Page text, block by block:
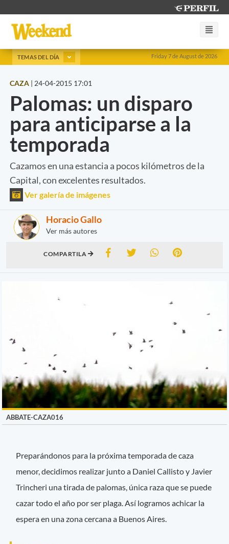
Friday 7 de August de 2026
TEMAS DEL DÍA
CAZA | 24-04-2015 17:01
Palomas: un disparo
para anticiparse a la
temporada
Cazamos en una estancia a pocos kilómetros de la
Capital, con excelentes resultados.
Ver galería de imágenes
Horacio Gallo
Ver más autores
COMPARTILA
ABBATE-CAZA016
Preparándonos para la próxima temporada de caza
menor, decidimos realizar junto a Daniel Callisto y Javier
Trincheri una tirada de palomas, única raza que se puede
cazar todo el año por ser plaga. Así logramos achicar la
espera en una zona cercana a Buenos Aires.